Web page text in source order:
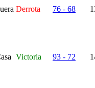
Derrota 76 - 68
Victoria 93 - 72